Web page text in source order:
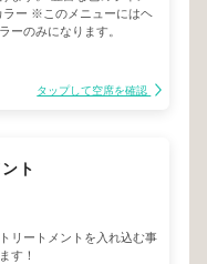
ー ※このメニューにはヘ
ーのみになります。
タップして空席を確認
ト
リートメントを入れ込む事
す！